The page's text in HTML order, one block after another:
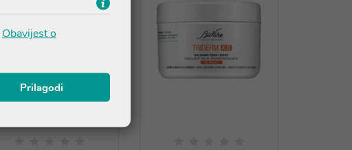
Obavijest o
Prilagodi